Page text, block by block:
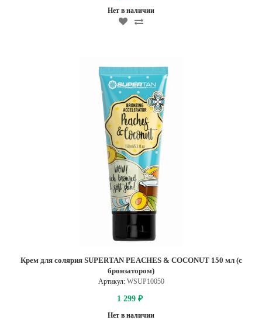
Нет в наличии
Крем для солярия SUPERTAN PEACHES & COCONUT 150 мл (с
бронзатором)
Артикул: WSUP10050
1 299 ₽
Нет в наличии